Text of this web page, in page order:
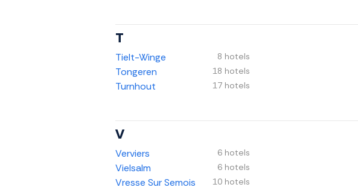
T
Tielt-Winge 8 hotels
Tongeren 18 hotels
Turnhout 17 hotels
V
Verviers 6 hotels
Vielsalm 6 hotels
Vresse Sur Semois 10 hotels